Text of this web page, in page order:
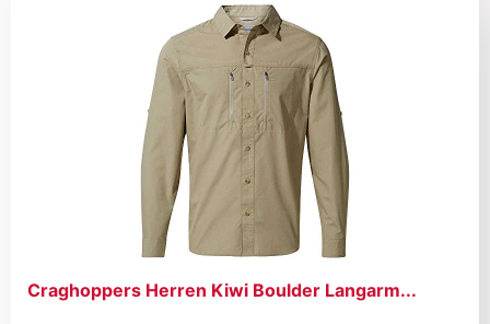
Craghoppers Herren Kiwi Boulder Langarm...